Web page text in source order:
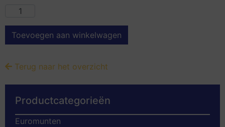
Toevoegen aan winkelwagen
Terug naar het overzicht
Productcategorieën
Euromunten